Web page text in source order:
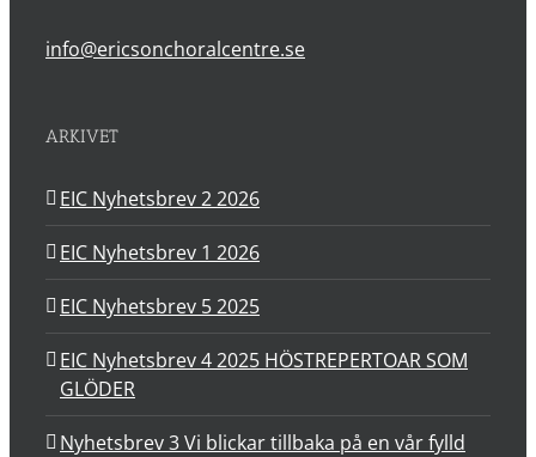
info@ericsonchoralcentre.se
ARKIVET
EIC Nyhetsbrev 2 2026
EIC Nyhetsbrev 1 2026
EIC Nyhetsbrev 5 2025
EIC Nyhetsbrev 4 2025 HÖSTREPERTOAR SOM
GLÖDER
Nyhetsbrev 3 Vi blickar tillbaka på en vår fylld